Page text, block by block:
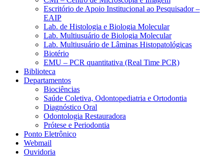
Escritório de Apoio Institucional ao Pesquisador –
EAIP
Lab. de Histologia e Biologia Molecular
Lab. Multiusuário de Biologia Molecular
Lab. Multiusuário de Lâminas Histopatológicas
Biotério
EMU – PCR quantitativa (Real Time PCR)
Biblioteca
Departamentos
Biociências
Saúde Coletiva, Odontopediatria e Ortodontia
Diagnóstico Oral
Odontologia Restauradora
Prótese e Periodontia
Ponto Eletrônico
Webmail
Ouvidoria